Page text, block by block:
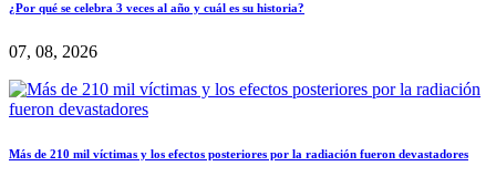
¿Por qué se celebra 3 veces al año y cuál es su historia?
07, 08, 2026
Más de 210 mil víctimas y los efectos posteriores por la radiación fueron devastadores